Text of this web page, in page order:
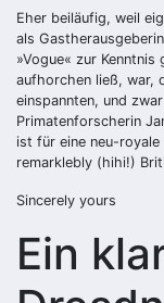
Eher beiläufig, weil
als
»Vogue« zur Kenntnis
aufhorchen ließ, war,
einspannten, und
Primatenforscherin
ist für eine neu-royale
remarklebly (hihi!)
Sincerely yours
Ein